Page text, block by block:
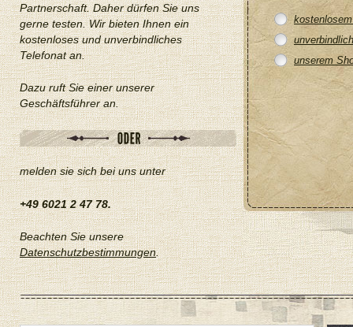
Partnerschaft. Daher dürfen Sie uns
gerne testen. Wir bieten Ihnen ein
kostenloses und unverbindliches
Telefonat an.
Dazu ruft Sie einer unserer
Geschäftsführer an.
melden sie sich bei uns unter
+49 6021 2 47 78.
Beachten Sie unsere
Datenschutzbestimmungen.
unserem
Anrede: